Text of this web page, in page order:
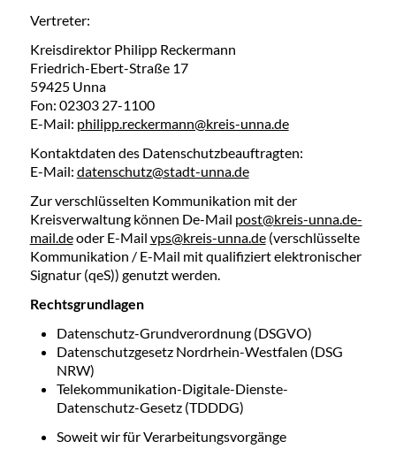
Vertreter:
Kreisdirektor Philipp Reckermann
Friedrich-Ebert-Straße 17
59425 Unna
Fon: 02303 27-1100
E-Mail: philipp.reckermann@kreis-unna.de
Kontaktdaten des Datenschutzbeauftragten:
E-Mail: datenschutz@stadt-unna.de
Zur verschlüsselten Kommunikation mit der
Kreisverwaltung können De-Mail post@kreis-unna.de-
mail.deoder E-Mail vps@kreis-unna.de(verschlüsselte
Kommunikation / E-Mail mit qualifiziert elektronischer
Signatur (qeS)) genutzt werden.
Rechtsgrundlagen
Datenschutz-Grundverordnung (DSGVO)
Datenschutzgesetz Nordrhein-Westfalen (DSG
NRW)
Telekommunikation-Digitale-Dienste-
Datenschutz-Gesetz (TDDDG)
Soweit wir für Verarbeitungsvorgänge